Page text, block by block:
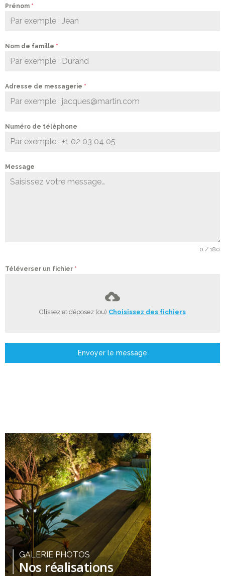
Prénom *
Nom de famille *
Adresse de messagerie *
Numéro de téléphone
Message
0 / 180
Téléverser un fichier *
Glissez et déposez (ou) Choisissez des fichiers
Envoyer le message
GALERIE PHOTOS
Nos réalisations